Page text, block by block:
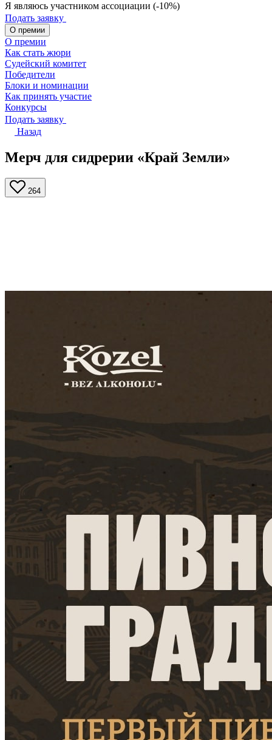
Я являюсь участником ассоциации (-10%)
Подать заявку
О премии
О премии
Как стать жюри
Судейский комитет
Победители
Блоки и номинации
Как принять участие
Конкурсы
Подать заявку
Назад
Мерч для сидрерии «Край Земли»
264